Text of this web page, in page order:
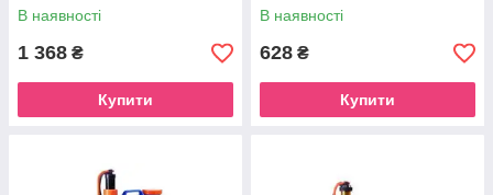
В наявності
1 368 ₴
Купити
В наявності
628 ₴
Купити